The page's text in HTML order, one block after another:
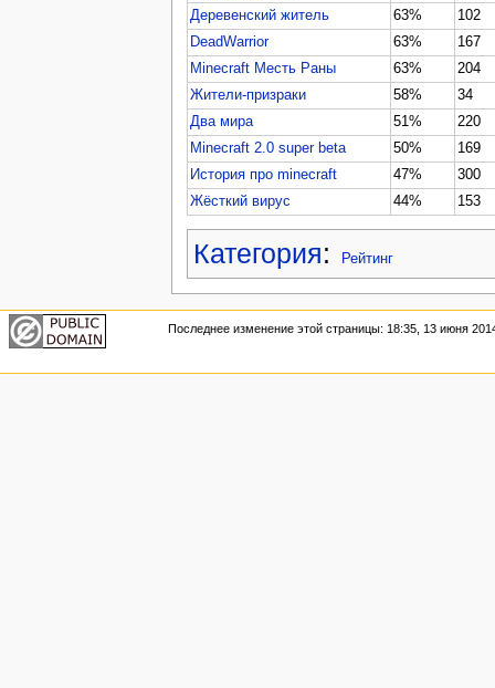
Деревенский житель
63%
102
DeadWarrior
63%
167
Minecraft Месть Раны
63%
204
Жители-призраки
58%
34
Два мира
51%
220
Minecraft 2.0 super beta
50%
169
История про minecraft
47%
300
Жёсткий вирус
44% 153
Категория: Рейтинг
Последнее изменение этой страницы: 18:35, 13 июня